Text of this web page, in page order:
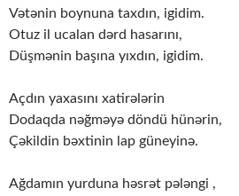
Vətənin boynuna taxdın, igidim.
Otuz il ucalan dərd hasarını,
Düşmənin başına yıxdın, igidim.
Açdın yaxasını xatirələrin
Dodaqda nəğməyə döndü hünərin,
Çəkildin bəxtinin lap güneyinə.
Ağdamın yurduna həsrət pələngi ,